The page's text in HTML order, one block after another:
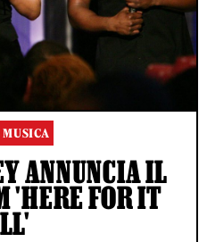
MUSICA
ANNUNCIA IL
'HERE FOR IT